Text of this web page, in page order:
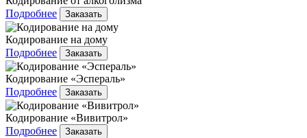
Подробнее
Заказать
Кодирование на дому
Подробнее
Заказать
Кодирование «Эспераль»
Подробнее
Заказать
Кодирование «Вивитрол»
Подробнее
Заказать